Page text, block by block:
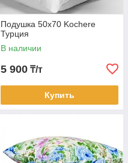
Подушка 50х70 Kochere
Турция
В наличии
5 900 ₸/т
Купить